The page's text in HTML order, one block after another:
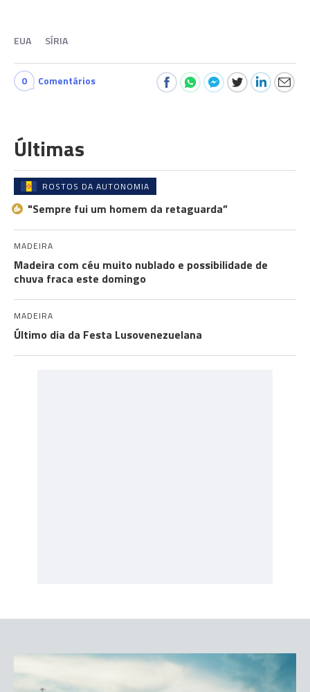
EUA SÍRIA
0 Comentários
Últimas
ROSTOS DA AUTONOMIA
"Sempre fui um homem da retaguarda”
MADEIRA
Madeira com céu muito nublado e possibilidade de
chuva fraca este domingo
MADEIRA
Último dia da Festa Lusovenezuelana